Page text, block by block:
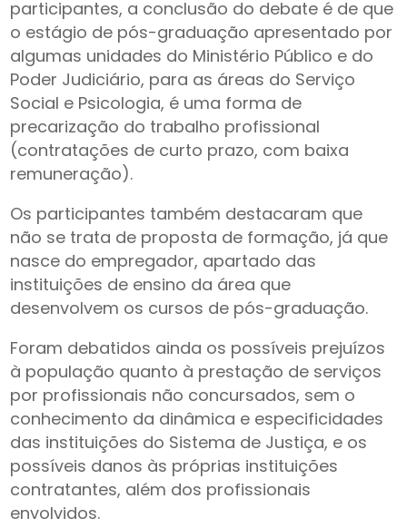
participantes, a conclusão do debate é de que
o estágio de pós-graduação apresentado por
algumas unidades do Ministério Público e do
Poder Judiciário, para as áreas do Serviço
Social e Psicologia, é uma forma de
precarização do trabalho profissional
(contratações de curto prazo, com baixa
remuneração).
Os participantes também destacaram que
não se trata de proposta de formação, já que
nasce do empregador, apartado das
instituições de ensino da área que
desenvolvem os cursos de pós-graduação.
Foram debatidos ainda os possíveis prejuízos
à população quanto à prestação de serviços
por profissionais não concursados, sem o
conhecimento da dinâmica e especificidades
das instituições do Sistema de Justiça, e os
possíveis danos às próprias instituições
contratantes, além dos profissionais
envolvidos.